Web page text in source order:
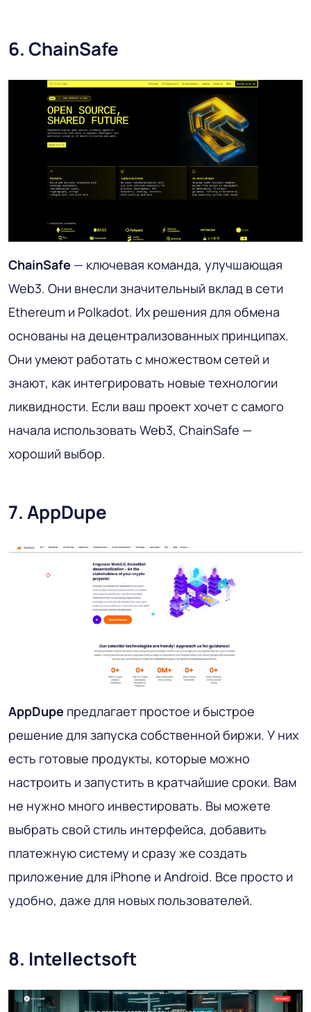
6. ChainSafe
ChainSafe — ключевая команда, улучшающая
Web3. Они внесли значительный вклад в сети
Ethereum и Polkadot. Их решения для обмена
основаны на децентрализованных принципах.
Они умеют работать с множеством сетей и
знают, как интегрировать новые технологии
ликвидности. Если ваш проект хочет с самого
начала использовать Web3, ChainSafe —
хороший выбор.
7. AppDupe
AppDupe предлагает простое и быстрое
решение для запуска собственной биржи. У них
есть готовые продукты, которые можно
настроить и запустить в кратчайшие сроки. Вам
не нужно много инвестировать. Вы можете
выбрать свой стиль интерфейса, добавить
платежную систему и сразу же создать
приложение для iPhone и Android. Все просто и
удобно, даже для новых пользователей.
8. Intellectsoft